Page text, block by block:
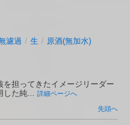
濾過 / 生 / 原酒(無加水)
を担ってきたイメージリーダー
した純... 詳細ページへ
先頭へ